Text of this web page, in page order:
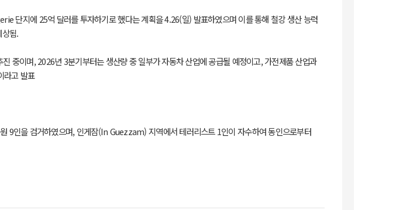
지에 25억 달러를 투자하기로 했다는 계획을 4.26(일) 발표하였으며 이를 통해 철강 생산 능력
됨.
이며, 2026년 3분기부터는 생산량 중 일부가 자동차 산업에 공급될 예정이고, 가전제품 산업과
라고 발표
9인을 검거하였으며, 인게잠(In Guezzam) 지역에서 테러리스트 1인이 자수하여 동인으로부터